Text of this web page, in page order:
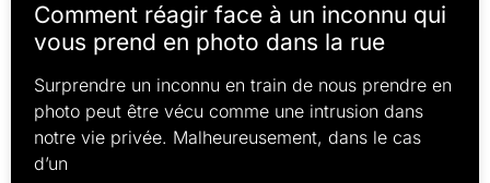
Comment réagir face à un inconnu qui
vous prend en photo dans la rue
Surprendre un inconnu en train de nous prendre en
photo peut être vécu comme une intrusion dans
notre vie privée. Malheureusement, dans le cas
d’un